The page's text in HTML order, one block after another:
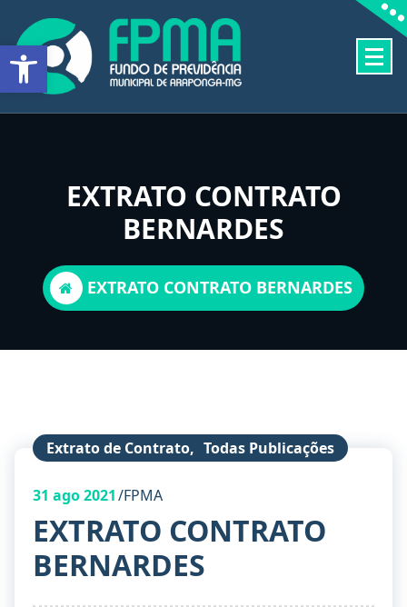
para
conteúdo
EXTRATO CONTRATO
BERNARDES
EXTRATO CONTRATO BERNARDES
Extrato de Contrato, Todas Publicações
31 ago 2021 FPMA
EXTRATO CONTRATO
BERNARDES
Barra de Ferramentas Aberta